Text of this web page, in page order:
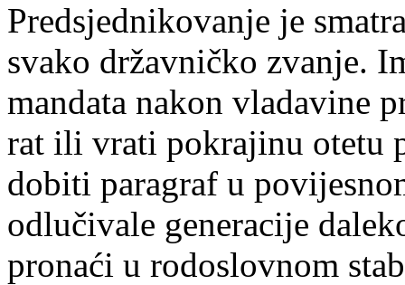
Predsjednikovanje je
svako državničko zvanje.
mandata nakon vladavine
rat ili vrati pokrajinu otetu
dobiti paragraf u
odlučivale generacije
pronaći u rodoslovnom